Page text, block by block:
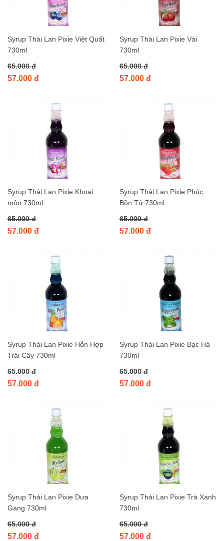
Syrup Thái Lan Pixie Việt Quất
730ml
65.000 đ
57.000 đ
Syrup Thái Lan Pixie Vải
730ml
65.000 đ
57.000 đ
Syrup Thái Lan Pixie Khoai
môn 730ml
65.000 đ
57.000 đ
Syrup Thái Lan Pixie Phúc
Bồn Tử 730ml
65.000 đ
57.000 đ
Syrup Thái Lan Pixie Hỗn Hợp
Trái Cây 730ml
65.000 đ
57.000 đ
Syrup Thái Lan Pixie Bạc Hà
730ml
65.000 đ
57.000 đ
Syrup Thái Lan Pixie Dưa
Gang 730ml
65.000 đ
57.000 đ
Syrup Thái Lan Pixie Trà Xanh
730ml
65.000 đ
57.000 đ